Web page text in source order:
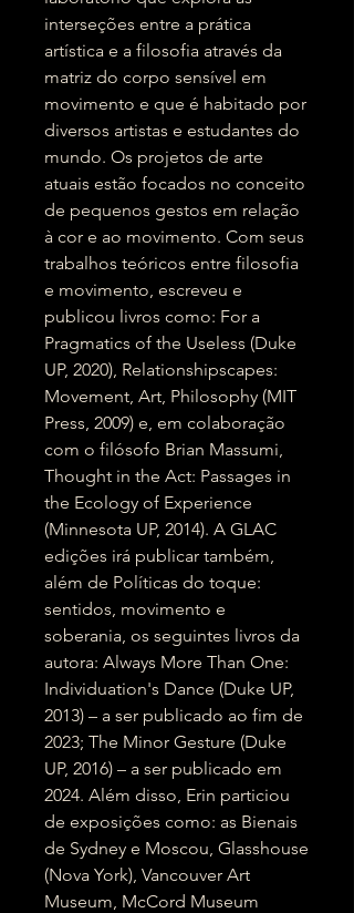
interseções entre a prática
artística e a filosofia através da
matriz do corpo sensível em
movimento e que é habitado por
diversos artistas e estudantes do
mundo. Os projetos de arte
atuais estão focados no conceito
de pequenos gestos em relação
à cor e ao movimento. Com seus
trabalhos teóricos entre filosofia
e movimento, escreveu e
publicou livros como: For a
Pragmatics of the Useless (Duke
UP, 2020), Relationshipscapes:
Movement, Art, Philosophy (MIT
Press, 2009) e, em colaboração
com o filósofo Brian Massumi,
Thought in the Act: Passages in
the Ecology of Experience
(Minnesota UP, 2014). A GLAC
edições irá publicar também,
além de Políticas do toque:
sentidos, movimento e
soberania, os seguintes livros da
autora: Always More Than One:
Individuation's Dance (Duke UP,
2013) – a ser publicado ao fim de
2023; The Minor Gesture (Duke
UP, 2016) – a ser publicado em
2024. Além disso, Erin particiou
de exposições como: as Bienais
de Sydney e Moscou, Glasshouse
(Nova York), Vancouver Art
Museum, McCord Museum